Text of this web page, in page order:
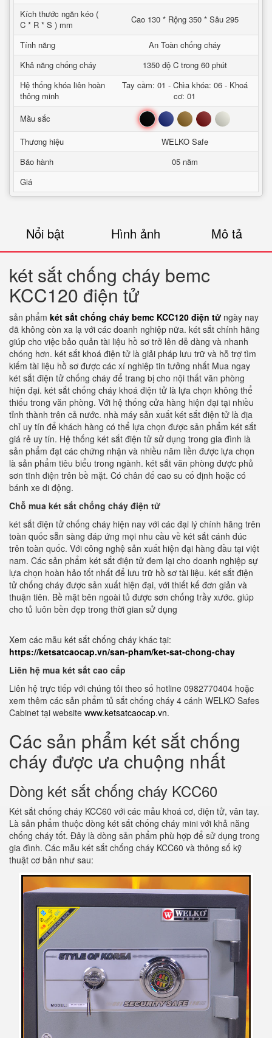
Kích thước ngăn kéo (
C * R * S ) mm
Cao 130 * Rộng 350 * Sâu 295
Tính năng
An Toàn chống cháy
Khả năng chống cháy
1350 độ C trong 60 phút
Hệ thống khóa liên hoàn
thông minh
Tay cầm: 01 - Chìa khóa: 06 - Khoá
cơ: 01
Mầu sắc
Đen Xanh Nâu Đỏ Trắng
Thương hiệu
WELKO Safe
Bảo hành
05 năm
Giá
Nổi bật Hình ảnh Mô tả
két sắt chống cháy bemc
KCC120 điện tử
sản phẩm két sắt chống cháy bemc KCC120 điện tử ngày nay
đã không còn xa lạ với các doanh nghiệp nữa. két sắt chính hãng
giúp cho việc bảo quản tài liệu hồ sơ trở lên dễ dàng và nhanh
chóng hơn. két sắt khoá điện tử là giải pháp lưu trữ và hỗ trợ tìm
kiếm tài liệu hồ sơ được các xí nghiệp tin tưởng nhất Mua ngay
két sắt điện tử chống cháy để trang bị cho nội thất văn phòng
hiện đại. két sắt chống cháy khoá điện tử là lựa chọn không thể
thiếu trong văn phòng. Với hệ thống cửa hàng hiện đại tại nhiều
tỉnh thành trên cả nước. nhà máy sản xuất két sắt điện tử là địa
chỉ uy tín để khách hàng có thể lựa chọn được sản phẩm két sắt
giá rẻ uy tín. Hệ thống két sắt điện tử sử dụng trong gia đình là
sản phẩm đạt các chứng nhận và nhiều năm liền được lựa chọn
là sản phẩm tiêu biểu trong ngành. két sắt văn phòng được phủ
sơn tĩnh điện trên bề mặt. Có chân đế cao su cố định hoặc có
bánh xe di động.
Chỗ mua két sắt chống cháy điện tử
két sắt điện tử chống cháy hiện nay với các đại lý chính hãng trên
toàn quốc sẵn sàng đáp ứng mọi nhu cầu về két sắt cánh đúc
trên toàn quốc. Với công nghệ sản xuất hiện đại hàng đầu tại việt
nam. Các sản phẩm két sắt điện tử đem lại cho doanh nghiệp sự
lựa chọn hoàn hảo tốt nhất để lưu trữ hồ sơ tài liệu. két sắt điện
tử chống cháy được sản xuất hiện đại, với thiết kế đơn giản và
thuận tiên. Bề mặt bên ngoài tủ được sơn chống trầy xước. giúp
cho tủ luôn bền đẹp trong thời gian sử dụng
Xem các mẫu két sắt chống cháy khác tại:
https://ketsatcaocap.vn/san-pham/ket-sat-chong-chay
Liên hệ mua két sắt cao cấp
Liên hệ trực tiếp với chúng tôi theo số hotline 0982770404 hoặc
xem thêm các sản phẩm tủ sắt chống cháy 4 cánh WELKO Safes
Cabinet tại website www.ketsatcaocap.vn.
Các sản phẩm két sắt chống
cháy được ưa chuộng nhất
Dòng két sắt chống cháy KCC60
Két sắt chống cháy KCC60 với các mẫu khoá cơ, điện tử, vân tay.
Là sản phẩm thuộc dòng két sắt chống cháy mini với khả năng
chống cháy tốt. Đây là dòng sản phẩm phù hợp để sử dụng trong
gia đình. Các mẫu két sắt chống cháy KCC60 và thông số kỹ
thuật cơ bản như sau: